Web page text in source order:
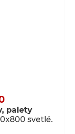
palety
svetlé.